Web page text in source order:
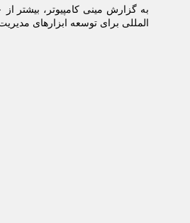
المللی برای توسعه ابزارهای